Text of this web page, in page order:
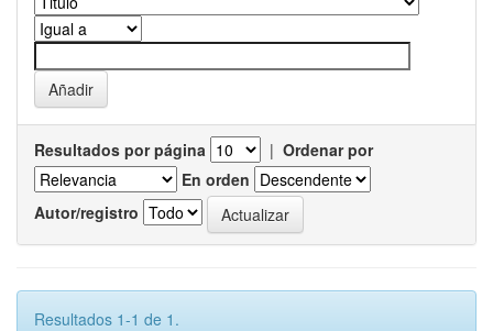
Resultados por página | Ordenar por
En orden
Autor/registro
Resultados 1-1 de 1.